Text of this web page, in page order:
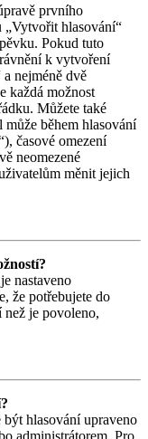
prvního
„Vytvořit hlasování“
Pokud tuto
k vytvoření
nejméně dvě
každá možnost
Můžete také
může během hlasování
časové omezení
neomezené
měnit jejich
nastaveno
že potřebujete do
než je povoleno,
hlasování upraveno
administrátorem. Pro